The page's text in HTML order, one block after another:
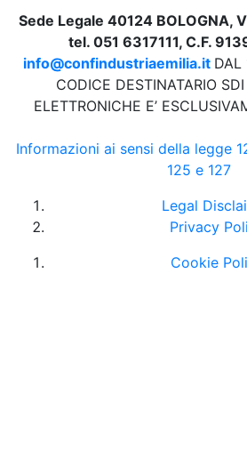
Sede Legale 40124 BOLOGNA,
tel. 051 6317111, C.F.
info@confindustriaemilia.it DAL
CODICE DESTINATARIO
ELETTRONICHE E’
Informazioni ai sensi della legge
125 e 127
Legal
Privacy
Cookie